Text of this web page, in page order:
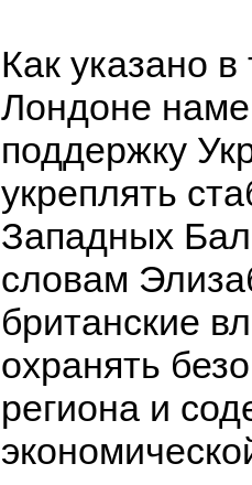
Как указано в
Лондоне
поддержку
укреплять
Западных
словам
британские
охранять
региона и